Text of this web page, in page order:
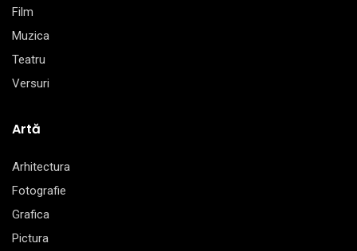
Film
Muzica
Teatru
Versuri
Artă
Arhitectura
Fotografie
Grafica
Pictura